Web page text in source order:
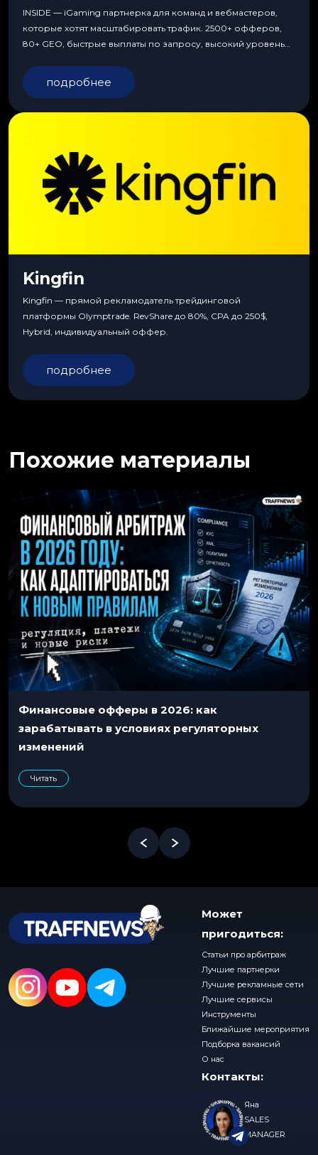
INSIDE — iGaming партнерка для команд и вебмастеров,
которые хотят масштабировать трафик. 2500+ офферов,
80+ GEO, быстрые выплаты по запросу, высокий уровень
подробнее
Kingfin
Kingfin — прямой рекламодатель трейдинговой
платформы Olymptrade. RevShare до 80%, CPA до 250$,
Hybrid, индивидуальный оффер.
подробнее
Похожие материалы
Финансовые офферы в 2026: как
зарабатывать в условиях регуляторных
изменений
Читать
Может
пригодиться:
Статьи про арбитраж
Лучшие партнерки
Лучшие рекламные сети
Лучшие сервисы
Инструменты
Ближайшие мероприятия
Подборка вакансий
О нас
Контакты:
Яна
SALES
MANAGER